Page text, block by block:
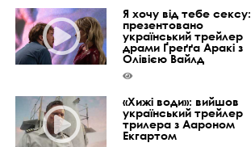
Я хочу від тебе сексу:
презентовано
український трейлер
драми Ґреґґа Аракі з
Олівією Вайлд
«Хижі води»: вийшов
український трейлер
трилера з Аароном
Екгартом